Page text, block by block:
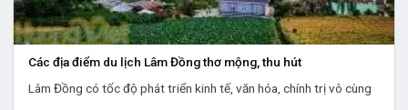
Các địa điểm du lịch Lâm Đồng thơ mộng, thu hút
Lâm Đồng có tốc độ phát triển kinh tế, văn hóa, chính trị vô cùng